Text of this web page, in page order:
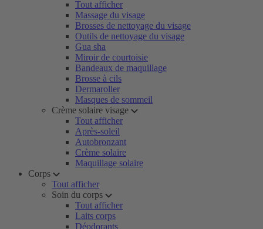
Tout afficher
Massage du visage
Brosses de nettoyage du visage
Outils de nettoyage du visage
Gua sha
Miroir de courtoisie
Bandeaux de maquillage
Brosse à cils
Dermaroller
Masques de sommeil
Crème solaire visage
Tout afficher
Après-soleil
Autobronzant
Crème solaire
Maquillage solaire
Corps
Tout afficher
Soin du corps
Tout afficher
Laits corps
Déodorants